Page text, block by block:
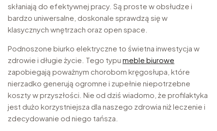
skłaniają do efektywnej pracy. Są proste w obsłudze i
bardzo uniwersalne, doskonale sprawdzą się w
klasycznych wnętrzach oraz open space.
Podnoszone biurko elektryczne to świetna inwestycja w
zdrowie i długie życie. Tego typu meble biurowe
zapobiegają poważnym chorobom kręgosłupa, które
nierzadko generują ogromne i zupełnie niepotrzebne
koszty w przyszłości. Nie od dziś wiadomo, że profilaktyka
jest dużo korzystniejsza dla naszego zdrowia niż leczenie i
zdecydowanie od niego tańsza.